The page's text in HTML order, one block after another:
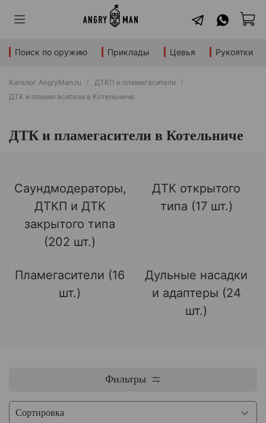
Поиск по оружию Приклады Цевья Рукоятки
Каталог AngryMan.ru
ДТКП и пламегасители
ДТК и пламегасители в Котельниче
ДТК и пламегасители в Котельниче
Саундмодераторы,
ДТКП и ДТК
закрытого типа
(202 шт.)
ДТК открытого
типа (17 шт.)
Пламегасители (16
шт.)
Дульные насадки
и адаптеры (24
шт.)
Фильтры